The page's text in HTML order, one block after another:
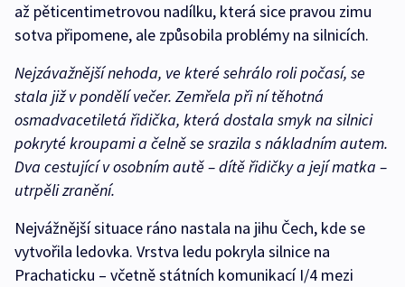
až pěticentimetrovou nadílku, která sice pravou zimu
sotva připomene, ale způsobila problémy na silnicích.
Nejzávažnější nehoda, ve které sehrálo roli počasí, se
stala již v pondělí večer. Zemřela při ní těhotná
osmadvacetiletá řidička, která dostala smyk na silnici
pokryté kroupami a čelně se srazila s nákladním autem.
Dva cestující v osobním autě – dítě řidičky a její matka –
utrpěli zranění.
Nejvážnější situace ráno nastala na jihu Čech, kde se
vytvořila ledovka. Vrstva ledu pokryla silnice na
Prachaticku – včetně státních komunikací I/4 mezi